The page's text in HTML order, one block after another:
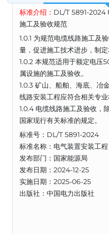
标准介绍： DL/T 5891-2024
施工及验收规范
1.0.1 为规范电缆线路施工及
量，促进施工技术进步，制定
1.0.2 本规范适用于额定电压
属设施的施工及验收。
1.0.3 矿山、船舶、海底、冶
线路安装工程应符合相关专业
1.0.4 电缆线路施工及验收，
国家现行有关标准的规定。
标准号：DL/T 5891-2024
标准名称：电气装置安装工
发布部门：国家能源局
发布日期：2024-12-25
实施日期：2025-06-25
出版社：中国电力出版社